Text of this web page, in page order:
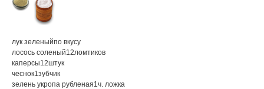
лук зеленыйпо вкусу
лосось соленый12ломтиков
каперсы12штук
чеснок1зубчик
зелень укропа рубленая1ч. ложка